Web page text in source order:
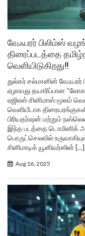
வேஃபரர் பிலிம்ஸ்
திரைப்படத்தை
வெளியிடுகிறது!!
துல்கர் சல்மானின் வேஃபரர்
ஏழாவது தயாரிப்பான
ஏஜிஎஸ் சினிமாஸ் மூலம்
வெளியீடாக
பிரியதர்ஷன் மற்றும்
இந்த படத்தை டொமினிக்
பொருட்செலவில்
சினிமாடிக் யூனிவர்ஸின் […]
Aug 16, 2025